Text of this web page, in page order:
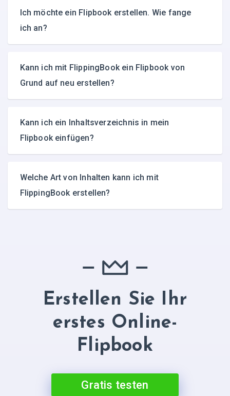
Ich möchte ein Flipbook erstellen. Wie fange
ich an?
Kann ich mit FlippingBook ein Flipbook von
Grund auf neu erstellen?
Kann ich ein Inhaltsverzeichnis in mein
Flipbook einfügen?
Welche Art von Inhalten kann ich mit
FlippingBook erstellen?
Erstellen Sie Ihr
erstes Online-
Flipbook
Gratis testen